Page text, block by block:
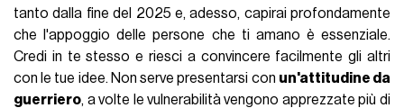
tanto dalla fine del 2025 e, adesso, capirai profondamente
che l'appoggio delle persone che ti amano è essenziale.
Credi in te stesso e riesci a convincere facilmente gli altri
con le tue idee. Non serve presentarsi con un'attitudine da
guerriero, a volte le vulnerabilità vengono apprezzate più di